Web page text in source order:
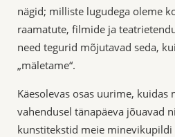
nägid; milliste lugudega oleme
raamatute, filmide ja
need tegurid mõjutavad seda,
„mäletame“.
Käesolevas osas uurime,
vahendusel tänapäeva jõuavad
kunstitekstid meie minevikupildi